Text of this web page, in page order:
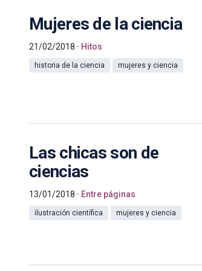
Mujeres de la ciencia
21/02/2018 Hitos
historia de la ciencia mujeres y ciencia
Las chicas son de
ciencias
13/01/2018 Entre páginas
ilustración científica mujeres y ciencia